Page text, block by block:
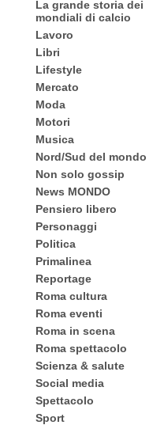
La grande storia dei
mondiali di calcio
Lavoro
Libri
Lifestyle
Mercato
Moda
Motori
Musica
Nord/Sud del mondo
Non solo gossip
News MONDO
Pensiero libero
Personaggi
Politica
Primalinea
Reportage
Roma cultura
Roma eventi
Roma in scena
Roma spettacolo
Scienza & salute
Social media
Spettacolo
Sport